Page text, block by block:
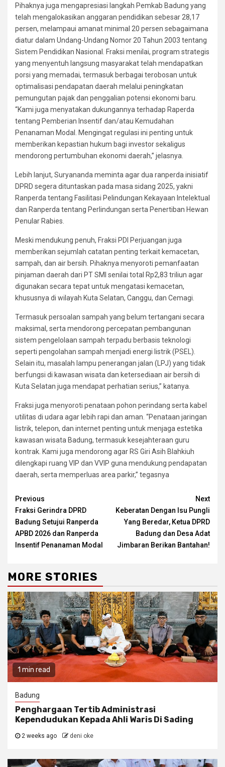
Pihaknya juga mengapresiasi langkah Pemkab Badung yang
telah mengalokasikan anggaran pendidikan sebesar 28,17
persen, melampaui amanat minimal 20 persen sebagaimana
diatur dalam Undang-Undang Nomor 20 Tahun 2003 tentang
Sistem Pendidikan Nasional. Fraksi menilai, program strategis
yang menyentuh langsung masyarakat telah mendapatkan
porsi yang memadai, termasuk berbagai terobosan untuk
optimalisasi pendapatan daerah melalui peningkatan
pemungutan pajak dan penggalian potensi ekonomi baru.
“Kami juga menyatakan dukungannya terhadap Raperda
tentang Pemberian Insentif dan/atau Kemudahan
Penanaman Modal. Mengingat regulasi ini penting untuk
memberikan kepastian hukum bagi investor sekaligus
mendorong pertumbuhan ekonomi daerah,” jelasnya.
Lebih lanjut, Suryananda meminta agar dua ranperda inisiatif
DPRD segera dituntaskan pada masa sidang 2025, yakni
Ranperda tentang Fasilitasi Pelindungan Kekayaan Intelektual
dan Ranperda tentang Perlindungan serta Penertiban Hewan
Penular Rabies.
Meski mendukung penuh, Fraksi PDI Perjuangan juga
memberikan sejumlah catatan penting terkait kemacetan,
sampah, dan air bersih. Pihaknya menyoroti pemanfaatan
pinjaman daerah dari PT SMI senilai total Rp2,83 triliun agar
digunakan secara tepat untuk mengatasi kemacetan,
khususnya di wilayah Kuta Selatan, Canggu, dan Cemagi.
Termasuk persoalan sampah yang belum tertangani secara
maksimal, serta mendorong percepatan pembangunan
sistem pengelolaan sampah terpadu berbasis teknologi
seperti pengolahan sampah menjadi energi listrik (PSEL).
Selain itu, masalah lampu penerangan jalan (LPJ) yang tidak
berfungsi di kawasan wisata dan ketersediaan air bersih di
Kuta Selatan juga mendapat perhatian serius,” katanya.
Fraksi juga menyoroti penataan pohon perindang serta kabel
utilitas di udara agar lebih rapi dan aman. “Penataan jaringan
listrik, telepon, dan internet penting untuk menjaga estetika
kawasan wisata Badung, termasuk kesejahteraan guru
kontrak. Kami juga mendorong agar RS Giri Asih Blahkiuh
dilengkapi ruang VIP dan VVIP guna mendukung pendapatan
daerah, serta memperluas area parkir,” tegasnya
Continue
Reading
Previous
Fraksi Gerindra DPRD
Badung Setujui Ranperda
APBD 2026 dan Ranperda
Insentif Penanaman Modal
Next
Keberatan Dengan Isu Pungli
Yang Beredar, Ketua DPRD
Badung dan Desa Adat
Jimbaran Berikan Bantahan!
MORE STORIES
1 min read
Badung
Penghargaan Tertib Administrasi
Kependudukan Kepada Ahli Waris Di Sading
2 weeks ago deni oke